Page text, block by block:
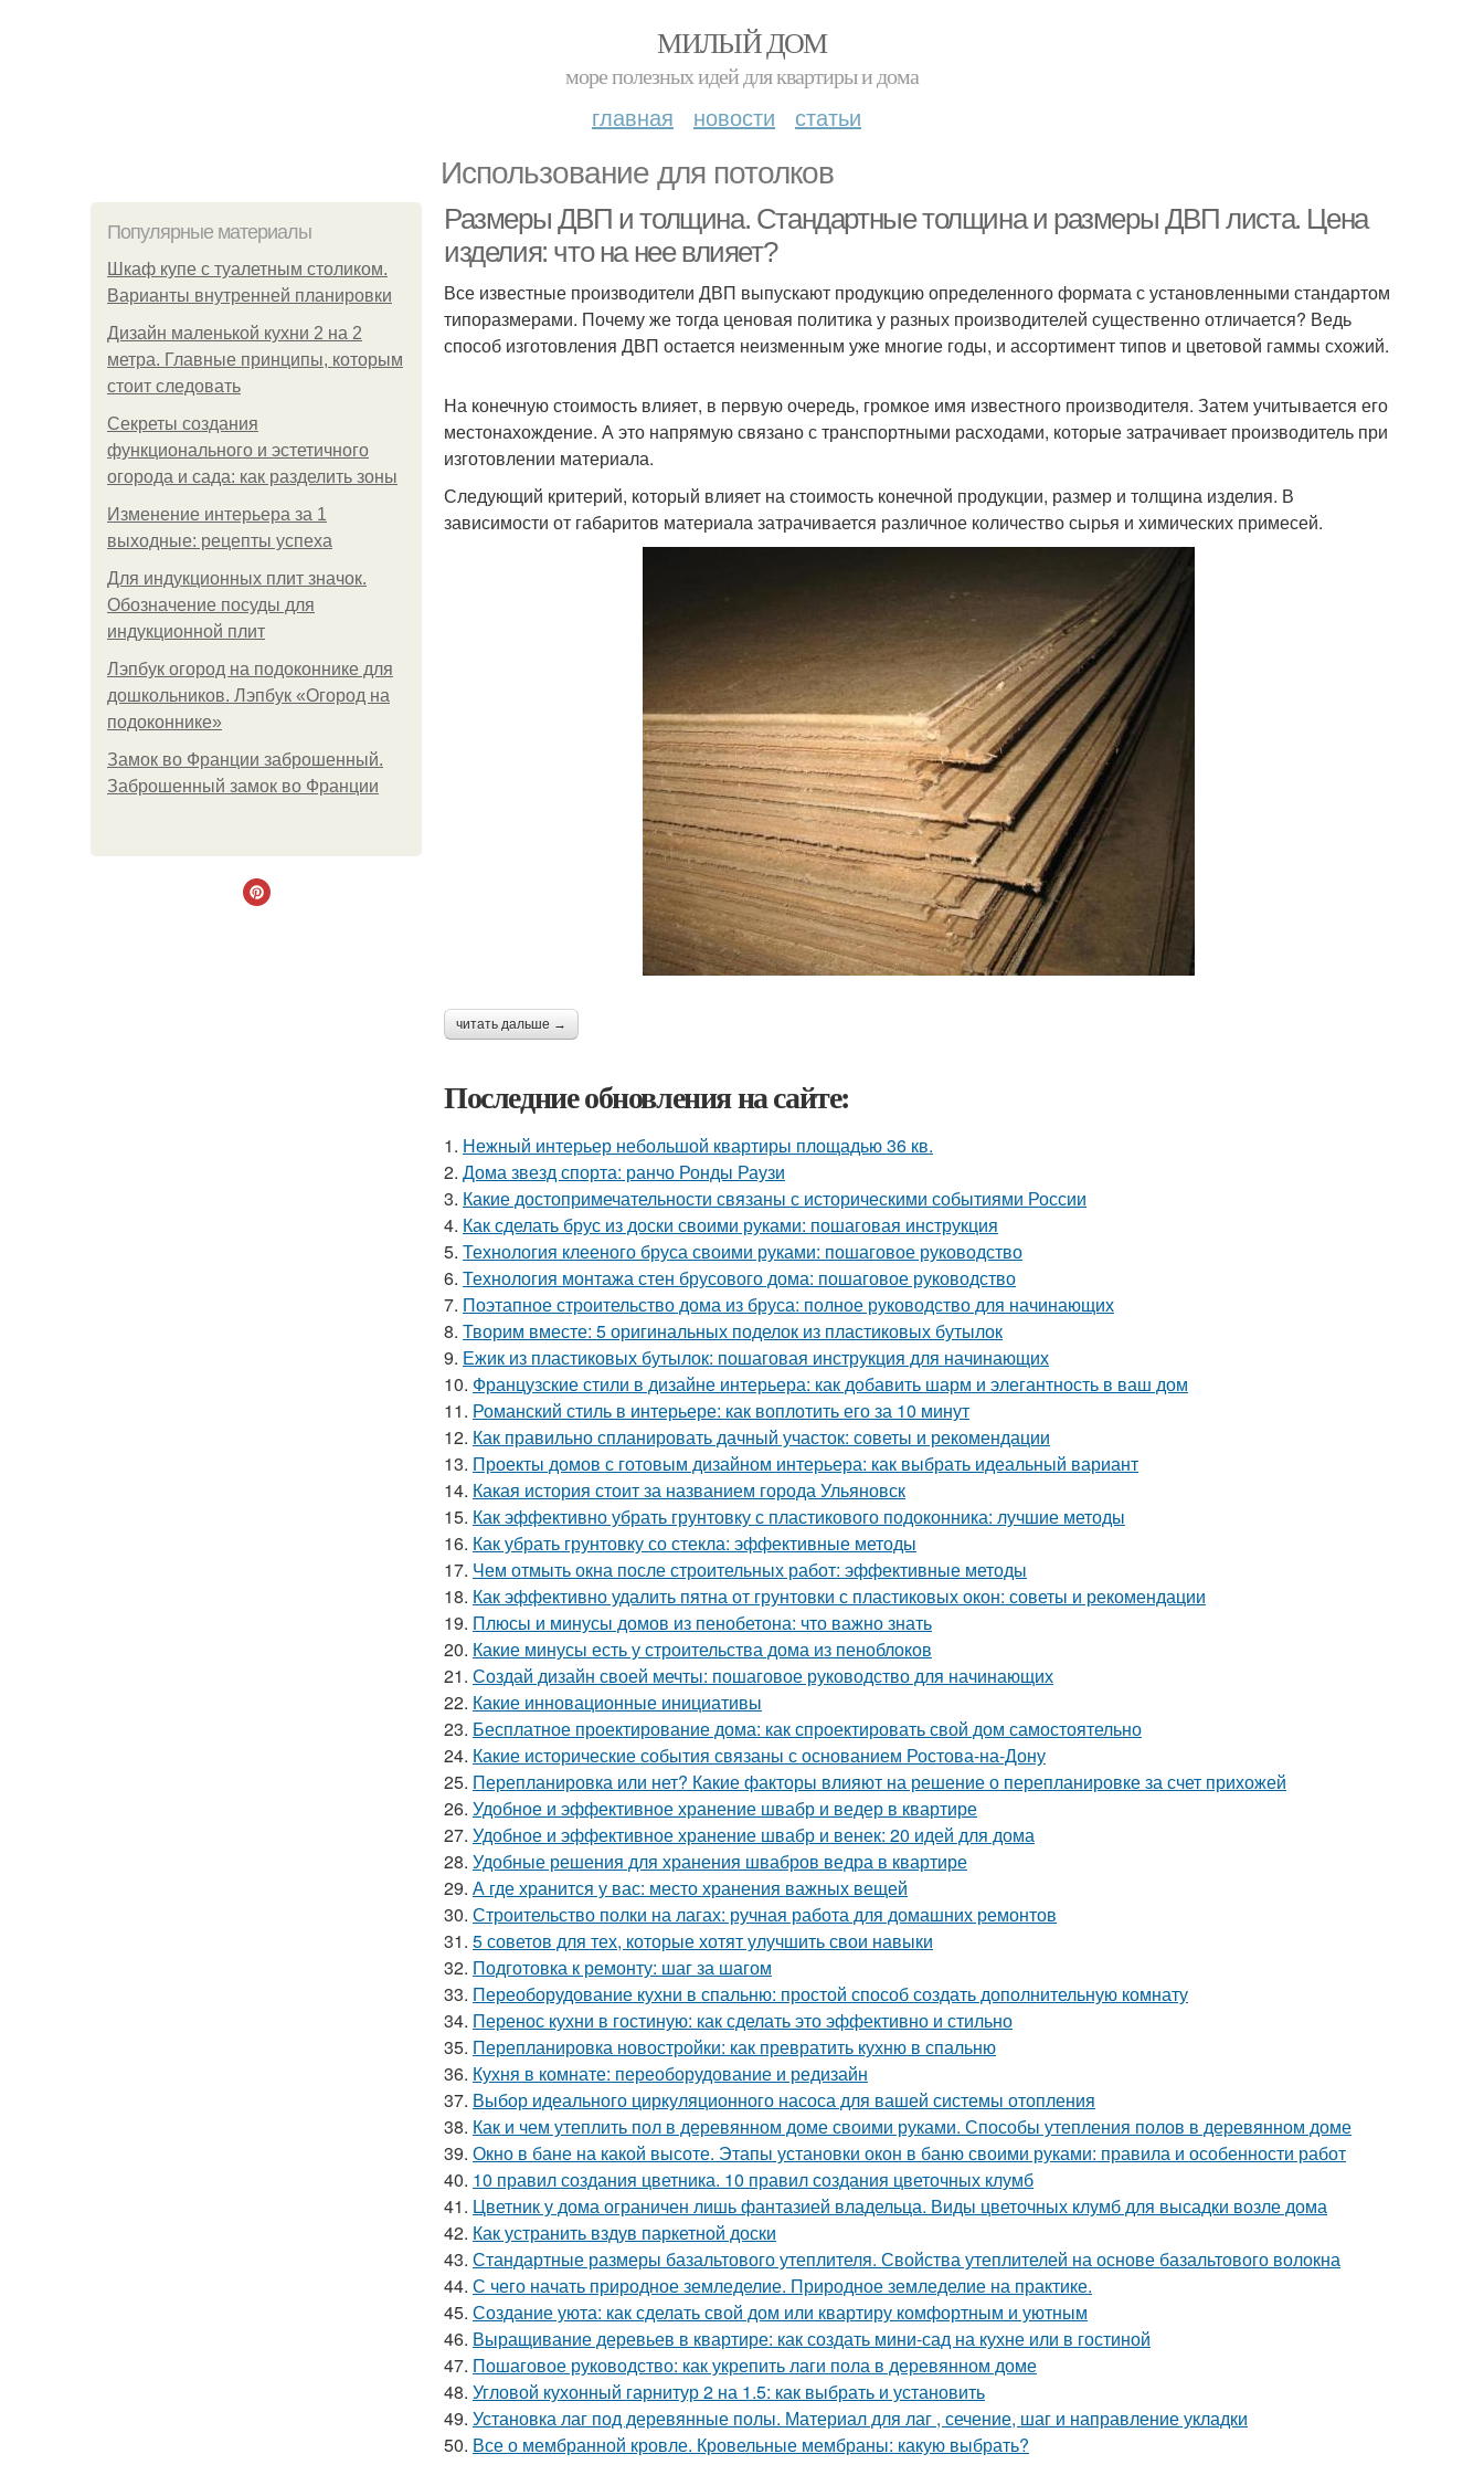
МИЛЫЙ ДОМ
море полезных идей для квартиры и дома
главная новости статьи
Использование для потолков
Популярные материалы
Шкаф купе с туалетным столиком.
Варианты внутренней планировки
Дизайн маленькой кухни 2 на 2
метра. Главные принципы, которым
стоит следовать
Секреты создания
функционального и эстетичного
огорода и сада: как разделить зоны
Изменение интерьера за 1
выходные: рецепты успеха
Для индукционных плит значок.
Обозначение посуды для
индукционной плит
Лэпбук огород на подоконнике для
дошкольников. Лэпбук «Огород на
подоконнике»
Замок во Франции заброшенный.
Заброшенный замок во Франции
Размеры ДВП и толщина. Стандартные толщина и размеры ДВП листа. Цена
изделия: что на нее влияет?
Все известные производители ДВП выпускают продукцию определенного формата с установленными стандартом
типоразмерами. Почему же тогда ценовая политика у разных производителей существенно отличается? Ведь
способ изготовления ДВП остается неизменным уже многие годы, и ассортимент типов и цветовой гаммы схожий.
На конечную стоимость влияет, в первую очередь, громкое имя известного производителя. Затем учитывается его
местонахождение. А это напрямую связано с транспортными расходами, которые затрачивает производитель при
изготовлении материала.
Следующий критерий, который влияет на стоимость конечной продукции, размер и толщина изделия. В
зависимости от габаритов материала затрачивается различное количество сырья и химических примесей.
читать дальше →
Последние обновления на сайте:
1. Нежный интерьер небольшой квартиры площадью 36 кв.
2. Дома звезд спорта: ранчо Ронды Раузи
3. Какие достопримечательности связаны с историческими событиями России
4. Как сделать брус из доски своими руками: пошаговая инструкция
5. Технология клееного бруса своими руками: пошаговое руководство
6. Технология монтажа стен брусового дома: пошаговое руководство
7. Поэтапное строительство дома из бруса: полное руководство для начинающих
8. Творим вместе: 5 оригинальных поделок из пластиковых бутылок
9. Ежик из пластиковых бутылок: пошаговая инструкция для начинающих
10. Французские стили в дизайне интерьера: как добавить шарм и элегантность в ваш дом
11. Романский стиль в интерьере: как воплотить его за 10 минут
12. Как правильно спланировать дачный участок: советы и рекомендации
13. Проекты домов с готовым дизайном интерьера: как выбрать идеальный вариант
14. Какая история стоит за названием города Ульяновск
15. Как эффективно убрать грунтовку с пластикового подоконника: лучшие методы
16. Как убрать грунтовку со стекла: эффективные методы
17. Чем отмыть окна после строительных работ: эффективные методы
18. Как эффективно удалить пятна от грунтовки с пластиковых окон: советы и рекомендации
19. Плюсы и минусы домов из пенобетона: что важно знать
20. Какие минусы есть у строительства дома из пеноблоков
21. Создай дизайн своей мечты: пошаговое руководство для начинающих
22. Какие инновационные инициативы
23. Бесплатное проектирование дома: как спроектировать свой дом самостоятельно
24. Какие исторические события связаны с основанием Ростова-на-Дону
25. Перепланировка или нет? Какие факторы влияют на решение о перепланировке за счет прихожей
26. Удобное и эффективное хранение швабр и ведер в квартире
27. Удобное и эффективное хранение швабр и венек: 20 идей для дома
28. Удобные решения для хранения швабров ведра в квартире
29. А где хранится у вас: место хранения важных вещей
30. Строительство полки на лагах: ручная работа для домашних ремонтов
31. 5 советов для тех, которые хотят улучшить свои навыки
32. Подготовка к ремонту: шаг за шагом
33. Переоборудование кухни в спальню: простой способ создать дополнительную комнату
34. Перенос кухни в гостиную: как сделать это эффективно и стильно
35. Перепланировка новостройки: как превратить кухню в спальню
36. Кухня в комнате: переоборудование и редизайн
37. Выбор идеального циркуляционного насоса для вашей системы отопления
38. Как и чем утеплить пол в деревянном доме своими руками. Способы утепления полов в деревянном доме
39. Окно в бане на какой высоте. Этапы установки окон в баню своими руками: правила и особенности работ
40. 10 правил создания цветника. 10 правил создания цветочных клумб
41. Цветник у дома ограничен лишь фантазией владельца. Виды цветочных клумб для высадки возле дома
42. Как устранить вздув паркетной доски
43. Стандартные размеры базальтового утеплителя. Свойства утеплителей на основе базальтового волокна
44. С чего начать природное земледелие. Природное земледелие на практике.
45. Создание уюта: как сделать свой дом или квартиру комфортным и уютным
46. Выращивание деревьев в квартире: как создать мини-сад на кухне или в гостиной
47. Пошаговое руководство: как укрепить лаги пола в деревянном доме
48. Угловой кухонный гарнитур 2 на 1.5: как выбрать и установить
49. Установка лаг под деревянные полы. Материал для лаг , сечение, шаг и направление укладки
50. Все о мембранной кровле. Кровельные мембраны: какую выбрать?